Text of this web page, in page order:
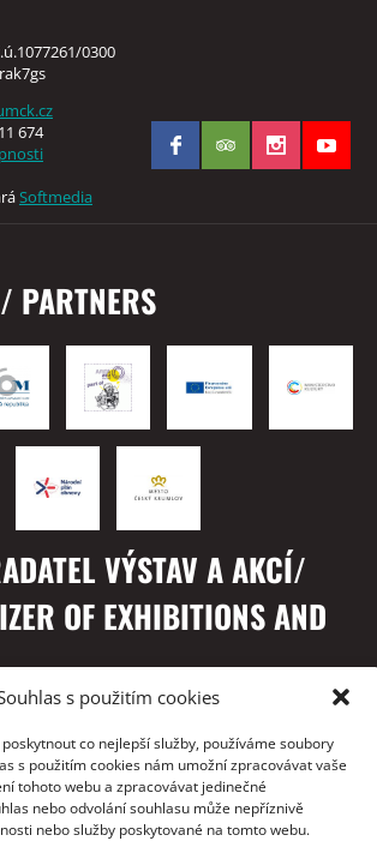
s použitím cookies
co nejlepší služby, používáme soubory
s použitím cookies nám umožní zpracovávat vaše
tohoto webu a zpracovávat jedinečné
nebo odvolání souhlasu může nepříznivě
nebo služby poskytované na tomto webu.
0300
674
Softmedia
PARTNERS
VÝSTAV A AKCÍ/
OF EXHIBITIONS AND